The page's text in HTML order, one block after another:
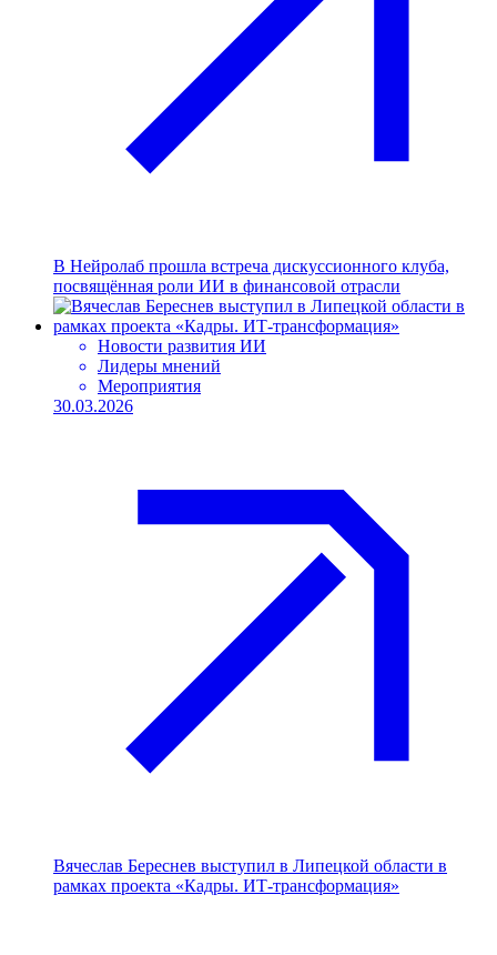
В Нейролаб прошла встреча дискуссионного клуба,
посвящённая роли ИИ в финансовой отрасли
Новости развития ИИ
Лидеры мнений
Мероприятия
30.03.2026
Вячеслав Береснев выступил в Липецкой области в
рамках проекта «Кадры. ИТ-трансформация»